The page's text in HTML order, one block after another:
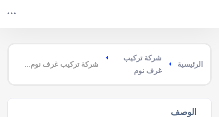
الرئيسية
شركة تركيب
غرف نوم
شركة تركيب غرف نوم شرق الجبيل
الوصف